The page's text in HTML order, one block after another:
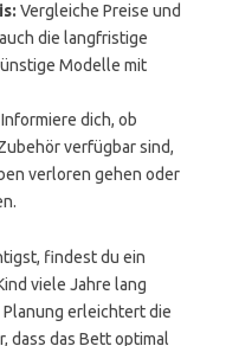
Vergleiche Preise und
die langfristige
Modelle mit
Informiere dich, ob
verfügbar sind,
verloren gehen oder
findest du ein
viele Jahre lang
erleichtert die
dass das Bett optimal